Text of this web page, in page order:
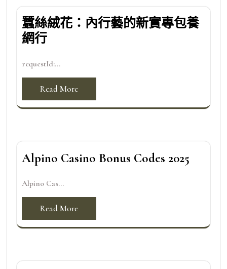
蠶絲絨花：內行藝的新實專包養
網行
requestId:...
Read More
Alpino Casino Bonus Codes 2025
Alpino Cas...
Read More